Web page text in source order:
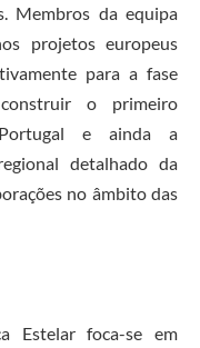
Membros da equipa
projetos europeus
para a fase
o primeiro
e ainda a
detalhado da
no âmbito das
Estelar foca-se em